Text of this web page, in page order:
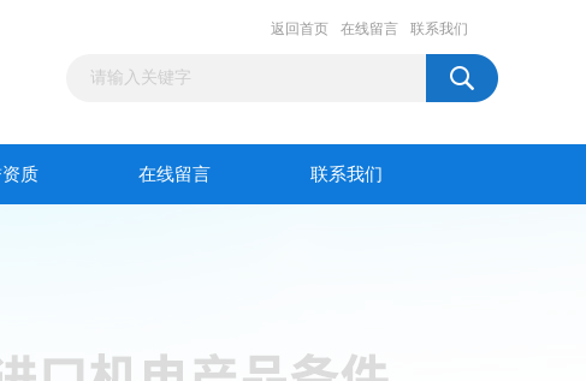
返回首页 在线留言 联系我们
质 在线留言 联系我们